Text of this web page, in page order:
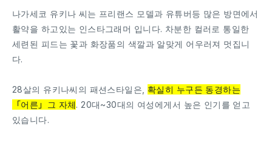
나가세코 유키나 씨는 프리랜스 모델과 유튜버등 많은 방면에서
활약을 하고있는 인스타그래머 입니다. 차분한 컬러로 통일한
세련된 피드는 꽃과 화장품의 색깔과 알맞게 어우러져 멋집니
다.
28살의 유키나씨의 패션스타일은, 확실히 누구든 동경하는
「어른」그 자체. 20대~30대의 여성에게서 높은 인기를 얻고
있습니다.